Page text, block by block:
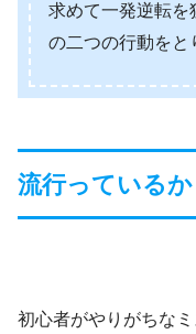
求めて一発逆転を
の二つの行動をと
流行っている
初心者がやりがちな